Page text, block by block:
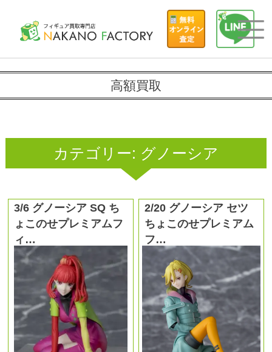
高額買取
カテゴリー: グノーシア
3/6 グノーシア SQ ち
ょこのせプレミアムフ
ィ…
2/20 グノーシア セツ
ちょこのせプレミアム
フ…